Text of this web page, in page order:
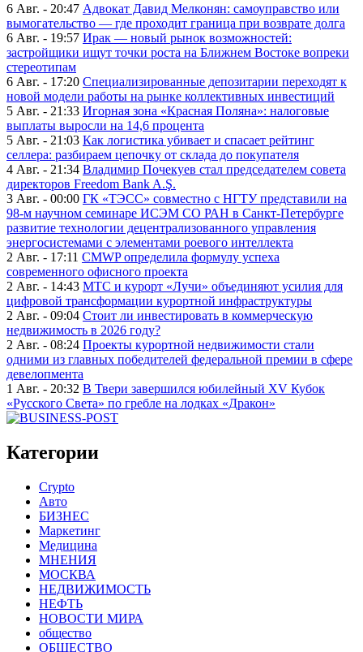
6 Авг. - 20:47 Адвокат Давид Мелконян: самоуправство или
вымогательство — где проходит граница при возврате долга
6 Авг. - 19:57 Ирак — новый рынок возможностей:
застройщики ищут точки роста на Ближнем Востоке вопреки
стереотипам
6 Авг. - 17:20 Специализированные депозитарии переходят к
новой модели работы на рынке коллективных инвестиций
5 Авг. - 21:33 Игорная зона «Красная Поляна»: налоговые
выплаты выросли на 14,6 процента
5 Авг. - 21:03 Как логистика убивает и спасает рейтинг
селлера: разбираем цепочку от склада до покупателя
4 Авг. - 21:34 Владимир Почекуев стал председателем совета
директоров Freedom Bank A.Ş.
3 Авг. - 00:00 ГК «ТЭСС» совместно с НГТУ представили на
98-м научном семинаре ИСЭМ СО РАН в Санкт-Петербурге
развитие технологии децентрализованного управления
энергосистемами с элементами роевого интеллекта
2 Авг. - 17:11 CMWP определила формулу успеха
современного офисного проекта
2 Авг. - 14:43 МТС и курорт «Лучи» объединяют усилия для
цифровой трансформации курортной инфраструктуры
2 Авг. - 09:04 Стоит ли инвестировать в коммерческую
недвижимость в 2026 году?
2 Авг. - 08:24 Проекты курортной недвижимости стали
одними из главных победителей федеральной премии в сфере
девелопмента
1 Авг. - 20:32 В Твери завершился юбилейный XV Кубок
«Русского Света» по гребле на лодках «Дракон»
Категории
Crypto
Авто
БИЗНЕС
Маркетинг
Медицина
МНЕНИЯ
МОСКВА
НЕДВИЖИМОСТЬ
НЕФТЬ
НОВОСТИ МИРА
общество
ОБЩЕСТВО